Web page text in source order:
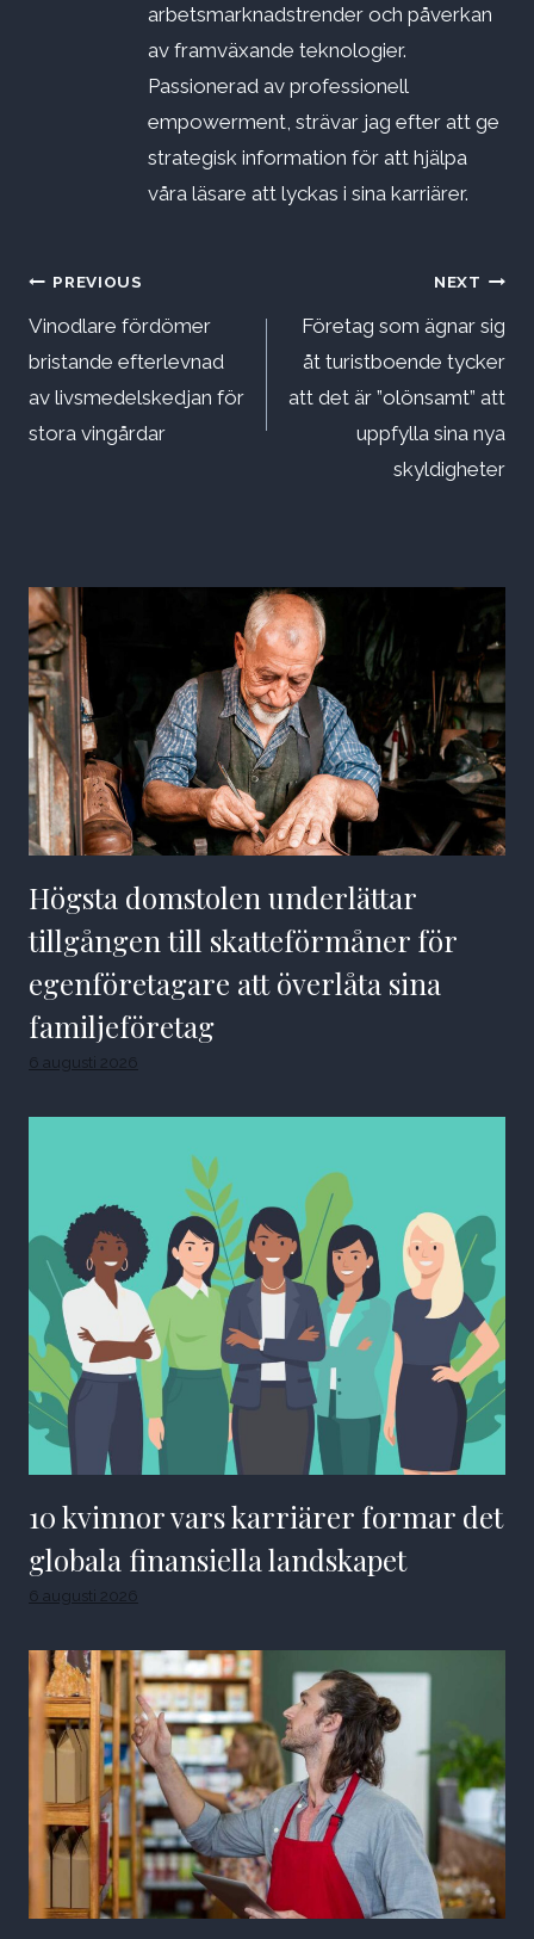
arbetsmarknadstrender och påverkan
av framväxande teknologier.
Passionerad av professionell
empowerment, strävar jag efter att ge
strategisk information för att hjälpa
våra läsare att lyckas i sina karriärer.
Inläggsnavigering
PREVIOUS
Vinodlare fördömer
bristande efterlevnad
av livsmedelskedjan för
stora vingårdar
NEXT
Företag som ägnar sig
åt turistboende tycker
att det är ”olönsamt” att
uppfylla sina nya
skyldigheter
Högsta domstolen underlättar
tillgången till skatteförmåner för
egenföretagare att överlåta sina
familjeföretag
6 augusti 2026
10 kvinnor vars karriärer formar det
globala finansiella landskapet
6 augusti 2026